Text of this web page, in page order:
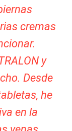
cremas
y
Desde
he
en la